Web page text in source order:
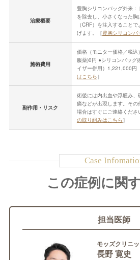
治療概要
豊胸シリコンバッグ外来
を除去し、小さくなった
（CRF）を注入すること
げます。［豊胸シリコンバ
施術費用
価格（モニター価格／税
服薬)0円 ●シリコンバッグ
イザー併用）1,221,000円
はこちら］
副作用・リスク
術後には内出血や浮腫み
痛などが出現します。そ
場合はすぐにご連絡くださ
の取り組みはこちら］
この症例に関
担当医師
モッズクリニ
長野 寛史